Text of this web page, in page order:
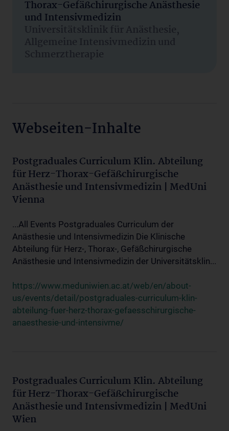
Thorax-Gefäßchirurgische Anästhesie
und Intensivmedizin
Universitätsklinik für Anästhesie,
Allgemeine Intensivmedizin und
Schmerztherapie
Webseiten-Inhalte
Postgraduales Curriculum Klin. Abteilung
für Herz-Thorax-Gefäßchirurgische
Anästhesie und Intensivmedizin | MedUni
Vienna
...All Events Postgraduales Curriculum der
Anästhesie und Intensivmedizin Die Klinische
Abteilung für Herz-, Thorax-, Gefäßchirurgische
Anästhesie und Intensivmedizin der Universitätsklin...
https://www.meduniwien.ac.at/web/en/about-
us/events/detail/postgraduales-curriculum-klin-
abteilung-fuer-herz-thorax-gefaesschirurgische-
anaesthesie-und-intensivme/
Postgraduales Curriculum Klin. Abteilung
für Herz-Thorax-Gefäßchirurgische
Anästhesie und Intensivmedizin | MedUni
Wien